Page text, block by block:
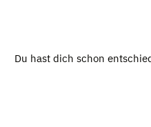
Du hast dich schon